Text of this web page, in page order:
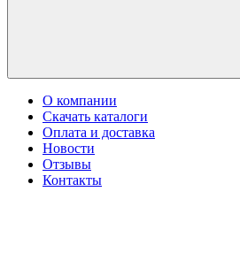
О компании
Скачать каталоги
Оплата и доставка
Новости
Отзывы
Контакты